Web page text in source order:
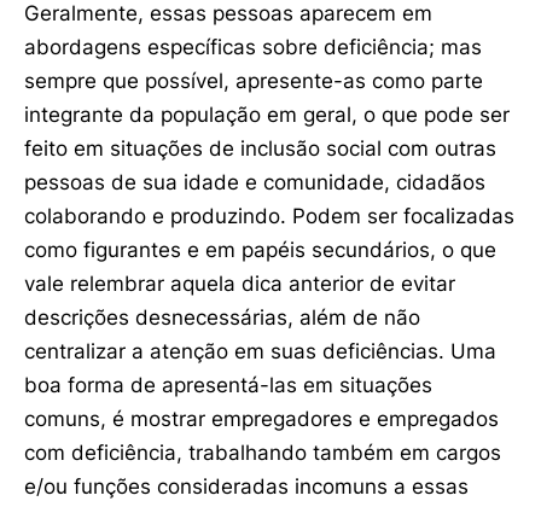
Geralmente, essas pessoas aparecem em
abordagens específicas sobre deficiência; mas
sempre que possível, apresente-as como parte
integrante da população em geral, o que pode ser
feito em situações de inclusão social com outras
pessoas de sua idade e comunidade, cidadãos
colaborando e produzindo. Podem ser focalizadas
como figurantes e em papéis secundários, o que
vale relembrar aquela dica anterior de evitar
descrições desnecessárias, além de não
centralizar a atenção em suas deficiências. Uma
boa forma de apresentá-las em situações
comuns, é mostrar empregadores e empregados
com deficiência, trabalhando também em cargos
e/ou funções consideradas incomuns a essas